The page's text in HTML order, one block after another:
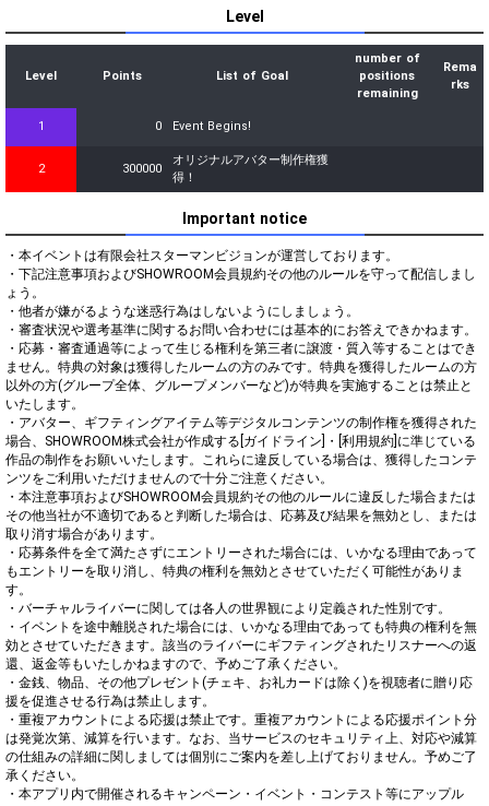
Level
Level Points List of Goal
number of
positions
remaining
Rema
rks
1 0 Event Begins!
2 300000
オリジナルアバター制作権獲
得！
Important notice
・本イベントは有限会社スターマンビジョンが運営しております。
・下記注意事項およびSHOWROOM会員規約その他のルールを守って配信しまし
ょう。
・他者が嫌がるような迷惑行為はしないようにしましょう。
・審査状況や選考基準に関するお問い合わせには基本的にお答えできかねます。
・応募・審査通過等によって生じる権利を第三者に譲渡・質入等することはでき
ません。特典の対象は獲得したルームの方のみです。特典を獲得したルームの方
以外の方(グループ全体、グループメンバーなど)が特典を実施することは禁止と
いたします。
・アバター、ギフティングアイテム等デジタルコンテンツの制作権を獲得された
場合、SHOWROOM株式会社が作成する[ガイドライン]・[利用規約]に準じている
作品の制作をお願いいたします。これらに違反している場合は、獲得したコンテ
ンツをご利用いただけませんので十分ご注意ください。
・本注意事項およびSHOWROOM会員規約その他のルールに違反した場合または
その他当社が不適切であると判断した場合は、応募及び結果を無効とし、または
取り消す場合があります。
・応募条件を全て満たさずにエントリーされた場合には、いかなる理由であって
もエントリーを取り消し、特典の権利を無効とさせていただく可能性がありま
す。
・バーチャルライバーに関しては各人の世界観により定義された性別です。
・イベントを途中離脱された場合には、いかなる理由であっても特典の権利を無
効とさせていただきます。該当のライバーにギフティングされたリスナーへの返
還、返金等もいたしかねますので、予めご了承ください。
・金銭、物品、その他プレゼント(チェキ、お礼カードは除く)を視聴者に贈り応
援を促進させる行為は禁止します。
・重複アカウントによる応援は禁止です。重複アカウントによる応援ポイント分
は発覚次第、減算を行います。なお、当サービスのセキュリティ上、対応や減算
の仕組みの詳細に関しましては個別にご案内を差し上げておりません。予めご了
承ください。
・本アプリ内で開催されるキャンペーン・イベント・コンテスト等にアップル